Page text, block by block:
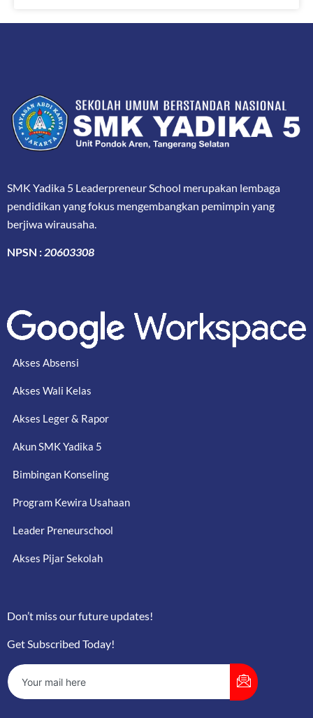
SMK Yadika 5 Leaderpreneur School merupakan lembaga
pendidikan yang fokus mengembangkan pemimpin yang
berjiwa wirausaha.
NPSN :20603308
Akses Absensi
Akses Wali Kelas
Akses Leger & Rapor
Akun SMK Yadika 5
Bimbingan Konseling
Program Kewira Usahaan
Leader Preneurschool
Akses Pijar Sekolah
Don’t miss our future updates!
Get Subscribed Today!